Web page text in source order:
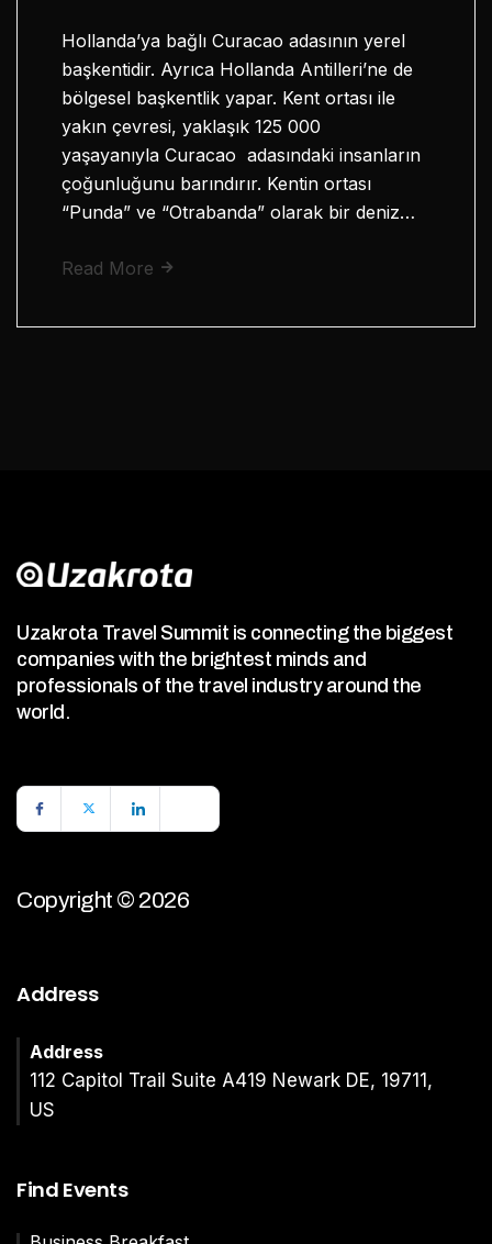
Hollanda’ya bağlı Curacao adasının yerel
başkentidir. Ayrıca Hollanda Antilleri’ne de
bölgesel başkentlik yapar. Kent ortası ile
yakın çevresi, yaklaşık 125 000
yaşayanıyla Curacao adasındaki insanların
çoğunluğunu barındırır. Kentin ortası
“Punda” ve “Otrabanda” olarak bir deniz…
Read More
Uzakrota Travel Summit is connecting the biggest
companies with the brightest minds and
professionals of the travel industry around the
world.
Copyright © 2026
Address
Address
112 Capitol Trail Suite A419 Newark DE, 19711,
US
Find Events